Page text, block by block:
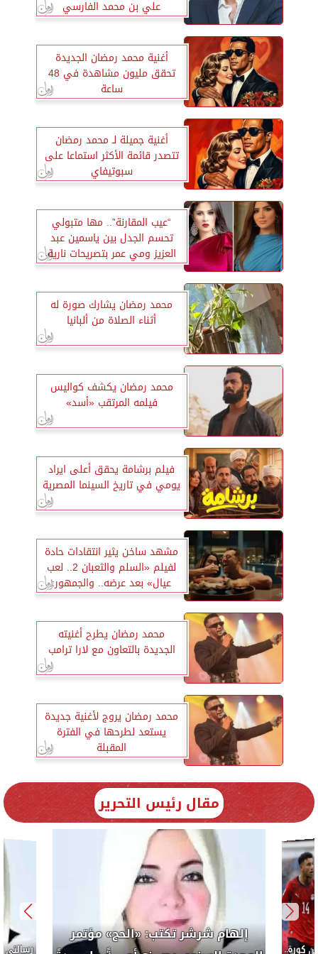
علي بن محمد الفارسي
أغنية محمد رمضان الجديدة
تحقق مليون مشاهدة في 48
ساعة
أغنية جميلة لـ محمد رمضان
تتصدر قائمة الأكثر استماعا على
سبوتيفاي
“عيب المقارنة”.. مها متبولي
تحسم الجدل بين ياسمين عبد
العزيز ومي عمر بتصريحات نارية
محمد رمضان يشارك صورة له
أثناء الصلاة من ألبانيا
محمد رمضان يكشف كواليس
فيلمه المرتقب «أسد»
فيلم برشامة يحقق أعلى ايراد
يومي في تاريخ السينما المصرية
مشهد ساخن يثير انتقادات حادة
لفيلم «السلم والثعبان 2.. لعب
عيال» بعد عرضه.. والجمهور:
«فين الرقابة؟»
محمد رمضان يطرح أغنيته
الجديدة بالتعاون مع لارا ترامب
محمد رمضان يروج لأغنية جديدة
يستعد لطرحها في الفترة
المقبلة
مقال رئيس التحرير
إلهام شرشر تكتب:
الوحدة السنوى يصــــنع